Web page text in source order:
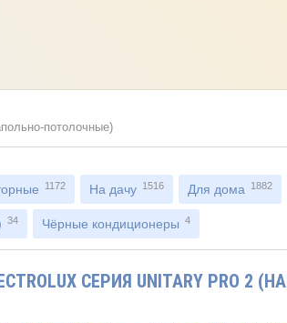
потолочные)
1172 На дачу 1516 Для дома 1882
34 Чёрные кондиционеры 4
СЕРИЯ UNITARY PRO 2